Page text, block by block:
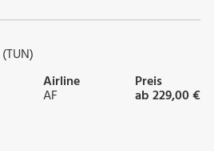
Airline
AF
Preis
ab 229,00 €